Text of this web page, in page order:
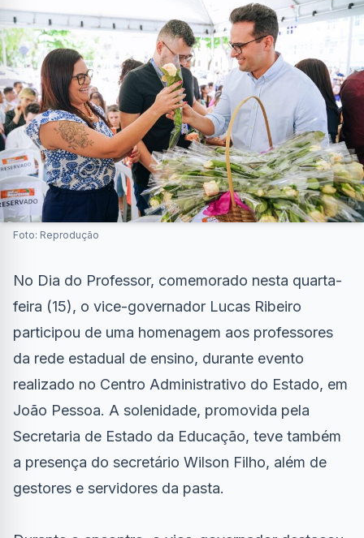
Foto: Reprodução
No Dia do Professor, comemorado nesta quarta-
feira (15), o vice-governador Lucas Ribeiro
participou de uma homenagem aos professores
da rede estadual de ensino, durante evento
realizado no Centro Administrativo do Estado, em
João Pessoa. A solenidade, promovida pela
Secretaria de Estado da Educação, teve também
a presença do secretário Wilson Filho, além de
gestores e servidores da pasta.